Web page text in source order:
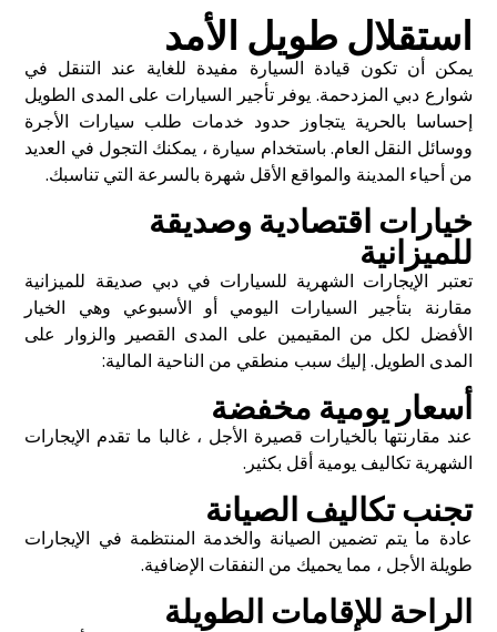
استقلال طويل الأمد
يمكن أن تكون قيادة السيارة مفيدة للغاية عند التنقل في
شوارع دبي المزدحمة. يوفر تأجير السيارات على المدى الطويل
إحساسا بالحرية يتجاوز حدود خدمات طلب سيارات الأجرة
ووسائل النقل العام. باستخدام سيارة ، يمكنك التجول في العديد
من أحياء المدينة والمواقع الأقل شهرة بالسرعة التي تناسبك.
خيارات اقتصادية وصديقة
للميزانية
تعتبر الإيجارات الشهرية للسيارات في دبي صديقة للميزانية
مقارنة بتأجير السيارات اليومي أو الأسبوعي وهي الخيار
الأفضل لكل من المقيمين على المدى القصير والزوار على
المدى الطويل. إليك سبب منطقي من الناحية المالية:
أسعار يومية مخفضة
عند مقارنتها بالخيارات قصيرة الأجل ، غالبا ما تقدم الإيجارات
الشهرية تكاليف يومية أقل بكثير.
تجنب تكاليف الصيانة
عادة ما يتم تضمين الصيانة والخدمة المنتظمة في الإيجارات
طويلة الأجل ، مما يحميك من النفقات الإضافية.
الراحة للإقامات الطويلة